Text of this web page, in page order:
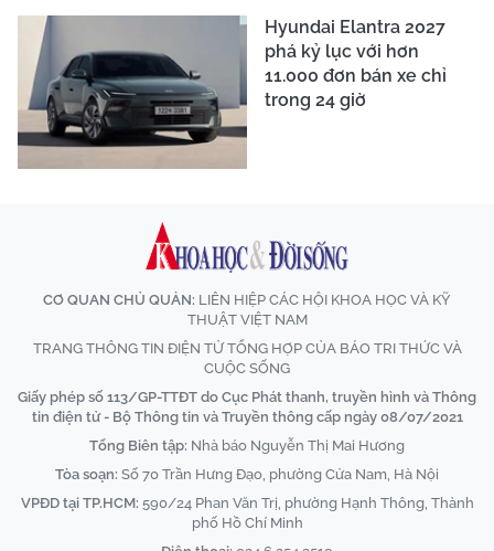
Hyundai Elantra 2027
phá kỷ lục với hơn
11.000 đơn bán xe chỉ
trong 24 giờ
CƠ QUAN CHỦ QUẢN: LIÊN HIỆP CÁC HỘI KHOA HỌC VÀ KỸ
THUẬT VIỆT NAM
TRANG THÔNG TIN ĐIỆN TỬ TỔNG HỢP CỦA BÁO TRI THỨC VÀ
CUỘC SỐNG
Giấy phép số 113/GP-TTĐT do Cục Phát thanh, truyền hình và Thông
tin điện tử - Bộ Thông tin và Truyền thông cấp ngày 08/07/2021
Tổng Biên tập: Nhà báo Nguyễn Thị Mai Hương
Tòa soạn: Số 70 Trần Hưng Đạo, phường Cửa Nam, Hà Nội
VPĐD tại TP.HCM: 590/24 Phan Văn Trị, phường Hạnh Thông, Thành
phố Hồ Chí Minh